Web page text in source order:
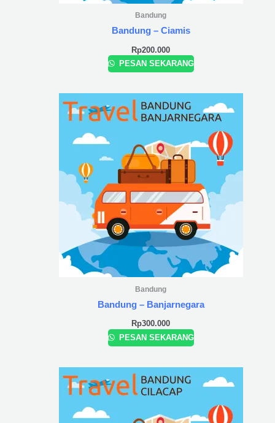
Bandung
Bandung – Ciamis
Rp200.000
PESAN SEKARANG
Bandung
Bandung – Banjarnegara
Rp300.000
PESAN SEKARANG